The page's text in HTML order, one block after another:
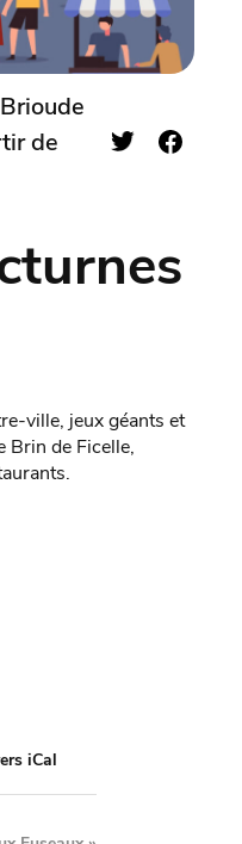
de
ville, jeux géants et
Brin de Ficelle,
iCal